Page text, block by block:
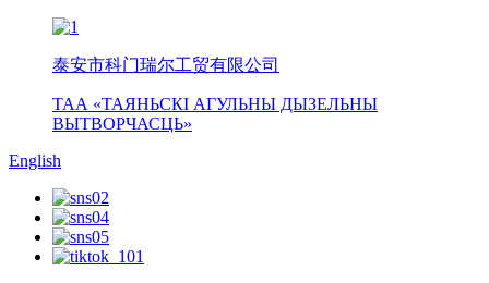
泰安市科门瑞尔工贸有限公司
ТАА «ТАЯНЬСКІ АГУЛЬНЫ ДЫЗЕЛЬНЫ
ВЫТВОРЧАСЦЬ»
English